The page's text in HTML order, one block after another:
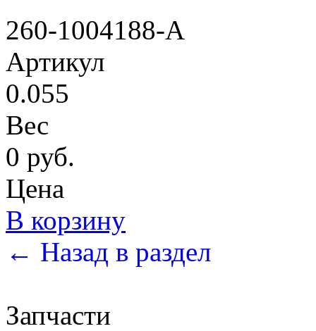
260-1004188-А
Артикул
0.055
Вес
0 руб.
Цена
В корзину
← Назад в раздел
Запчасти